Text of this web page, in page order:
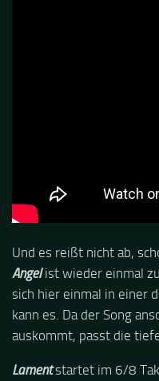
Und es reißt nicht ab,
Angelist wieder einmal
sich hier einmal in einer
kann es. Da der Song
auskommt, passt die
Lamentstartet im 6/8